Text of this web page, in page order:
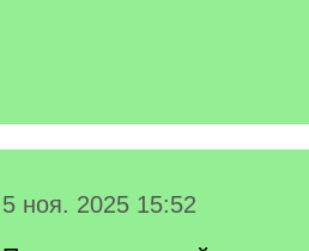
5 ноя. 2025 15:52